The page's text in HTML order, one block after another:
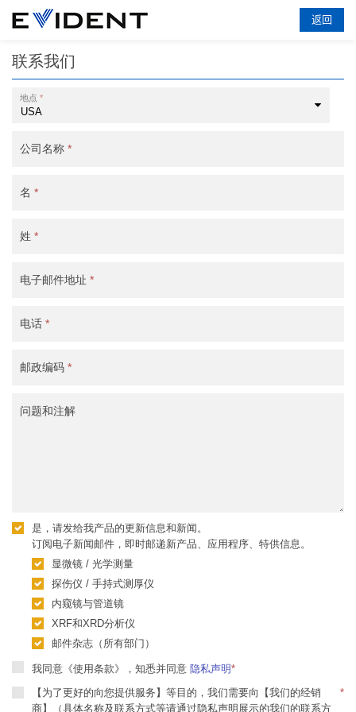
返回
联系我们
地点 *
公司名称 *
名 *
姓 *
电子邮件地址 *
电话 *
邮政编码 *
问题和注解
是，请发给我产品的更新信息和新闻。
订阅电子新闻邮件，即时邮递新产品、应用程序、特供信息。
显微镜 / 光学测量
探伤仪 / 手持式测厚仪
内窥镜与管道镜
XRF和XRD分析仪
邮件杂志（所有部门）
我同意《使用条款》，知悉并同意 隐私声明*
【为了更好的向您提供服务】等目的，我们需要向【我们的经销
商】（具体名称及联系方式等请通过隐私声明展示的我们的联系方
*